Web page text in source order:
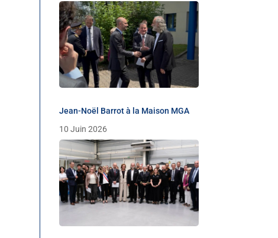
Jean-Noël Barrot à la Maison MGA
10 Juin 2026